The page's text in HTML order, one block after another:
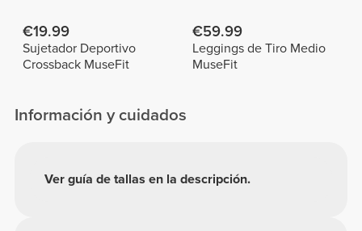
€19.99
Sujetador Deportivo
Crossback MuseFit
€59.99
Leggings de Tiro Medio
MuseFit
Información y cuidados
Ver guía de tallas en la descripción.